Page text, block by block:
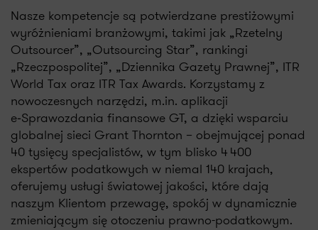
Nasze kompetencje są potwierdzane prestiżowymi
wyróżnieniami branżowymi, takimi jak „Rzetelny
Outsourcer”, „Outsourcing Star”, rankingi
„Rzeczpospolitej”, „Dziennika Gazety Prawnej”, ITR
World Tax oraz ITR Tax Awards. Korzystamy z
nowoczesnych narzędzi, m.in. aplikacji
e‑Sprawozdania finansowe GT, a dzięki wsparciu
globalnej sieci Grant Thornton – obejmującej ponad
40 tysięcy specjalistów, w tym blisko 4 400
ekspertów podatkowych w niemal 140 krajach,
oferujemy usługi światowej jakości, które dają
naszym Klientom przewagę, spokój w dynamicznie
zmieniającym się otoczeniu prawno-podatkowym.